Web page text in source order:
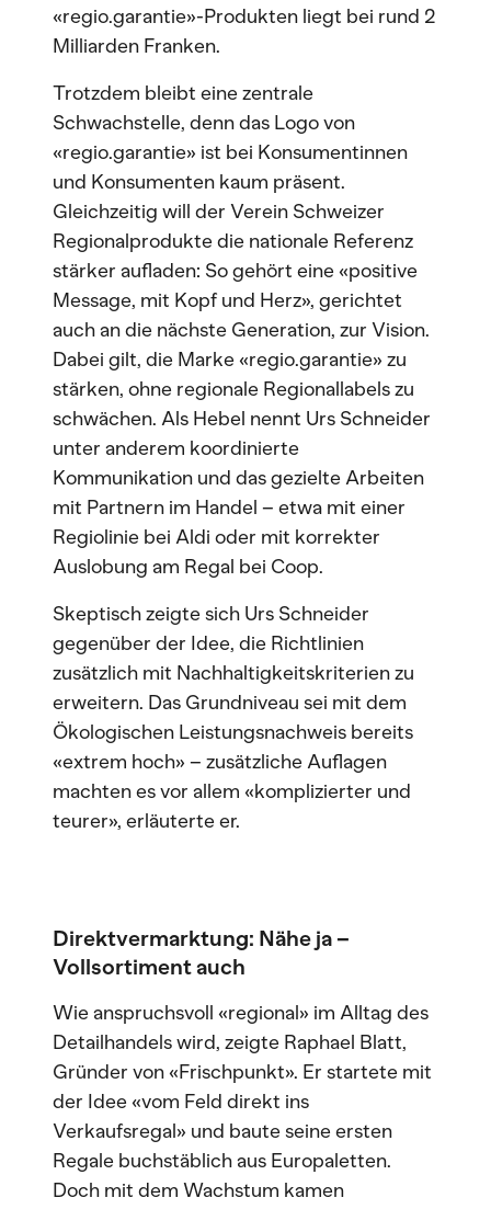
«regio.garantie»-Produkten liegt bei rund 2
Milliarden Franken.
Trotzdem bleibt eine zentrale
Schwachstelle, denn das Logo von
«regio.garantie» ist bei Konsumentinnen
und Konsumenten kaum präsent.
Gleichzeitig will der Verein Schweizer
Regionalprodukte die nationale Referenz
stärker aufladen: So gehört eine «positive
Message, mit Kopf und Herz», gerichtet
auch an die nächste Generation, zur Vision.
Dabei gilt, die Marke «regio.garantie» zu
stärken, ohne regionale Regionallabels zu
schwächen. Als Hebel nennt Urs Schneider
unter anderem koordinierte
Kommunikation und das gezielte Arbeiten
mit Partnern im Handel – etwa mit einer
Regiolinie bei Aldi oder mit korrekter
Auslobung am Regal bei Coop.
Skeptisch zeigte sich Urs Schneider
gegenüber der Idee, die Richtlinien
zusätzlich mit Nachhaltigkeitskriterien zu
erweitern. Das Grundniveau sei mit dem
Ökologischen Leistungsnachweis bereits
«extrem hoch» – zusätzliche Auflagen
machten es vor allem «komplizierter und
teurer», erläuterte er.
Direktvermarktung: Nähe ja –
Vollsortiment auch
Wie anspruchsvoll «regional» im Alltag des
Detailhandels wird, zeigte Raphael Blatt,
Gründer von «Frischpunkt». Er startete mit
der Idee «vom Feld direkt ins
Verkaufsregal» und baute seine ersten
Regale buchstäblich aus Europaletten.
Doch mit dem Wachstum kamen